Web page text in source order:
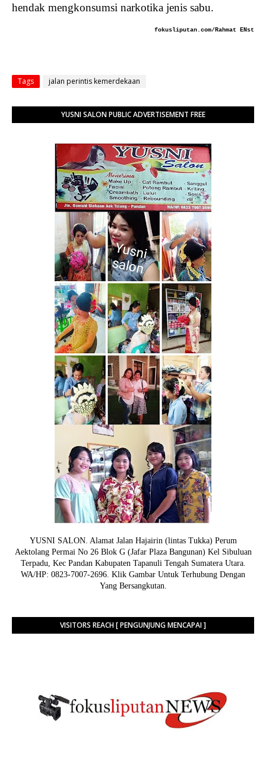
hendak mengkonsumsi narkotika jenis sabu.
fokusliputan.com/Rahmat ENst
Tags jalan perintis kemerdekaan
YUSNI SALON PUBLIC ADVERTISEMENT FREE
YUSNI SALON. Alamat Jalan Hajairin (lintas Tukka) Perum
Aektolang Permai No 26 Blok G (Jafar Plaza Bangunan) Kel Sibuluan
Terpadu, Kec Pandan Kabupaten Tapanuli Tengah Sumatera Utara.
WA/HP: 0823-7007-2696. Klik Gambar Untuk Terhubung Dengan
Yang Bersangkutan.
VISITORS REACH [ PENGUNJUNG MENCAPAI ]